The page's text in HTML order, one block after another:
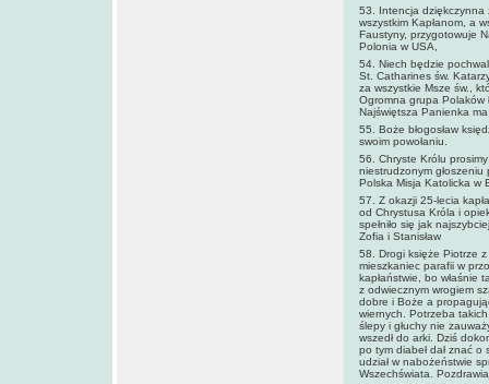
53. Intencja dziękczynna
wszystkim Kapłanom, a
Faustyny, przygotowuje
Polonia w USA,
54. Niech będzie
St. Catharines św.
za wszystkie Msze św.,
Ogromna grupa Polaków
Najświętsza Panienka
55. Boże błogosław
swoim powołaniu.
56. Chryste Królu
niestrudzonym
Polska Misja Katolicka w
57. Z okazji 25-lecia
od Chrystusa Króla i
spełniło się jak
Zofia i Stanisław
58. Drogi księże Piotrze
mieszkaniec parafii w
kapłaństwie, bo właśnie
z odwiecznym wrogiem
dobre i Boże a
wiernych. Potrzeba
ślepy i głuchy nie
wszedł do arki. Dziś
po tym diabeł dał znać
udział w nabożeństwie
Wszechświata.